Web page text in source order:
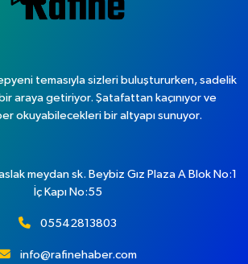
temasıyla sizleri buluştururken, sadelik
araya getiriyor. Şatafattan kaçınıyor ve
okuyabilecekleri bir altyapı sunuyor.
meydan sk. Beybiz Gız Plaza A Blok No:1
İç Kapı No:55
05542813803
info@rafinehaber.com